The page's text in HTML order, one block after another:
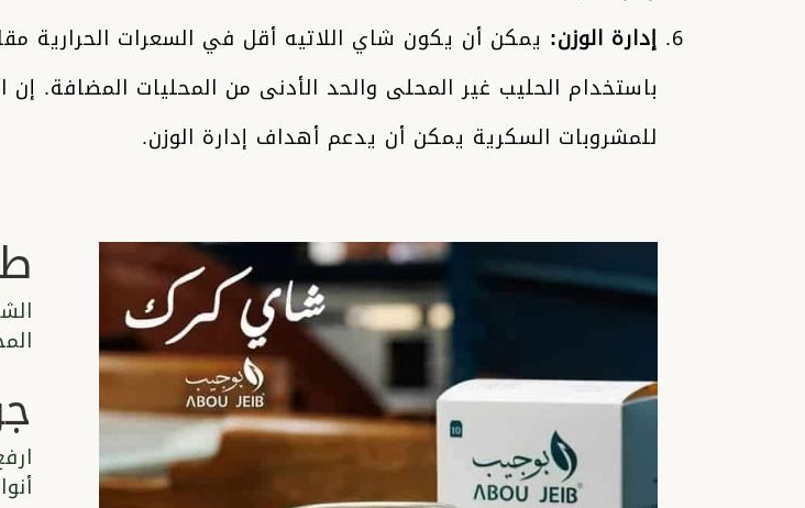
إدارة الوزن: يمكن أن يكون شاي اللاتيه أقل في السعرات الحرارية
باستخدام الحليب غير المحلى والحد الأدنى من المحليات المضافة.
للمشروبات السكرية يمكن أن يدعم أهداف إدارة الوزن.
المختارة